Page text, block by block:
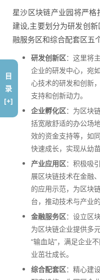
星沙区块链产业园将严
建设,主要划分为研发创
融服务区和综合配套区五
研发创新区：这里将
企业的研发中心，宛
心技术的研发和创新
支持和创新动力。
企业孵化区：为区块
括宽敞舒适的办公场
效的资金支持等，如
快速成长，实现从幼
产业应用区：积极吸
展区块链技术在金融
的应用示范，为区块
台，推动技术与产业
金融服务区：设立区
为区块链企业提供多
“输血站”，满足企业
业茁壮成长。
综合配套区：精心建
目
录
[+]